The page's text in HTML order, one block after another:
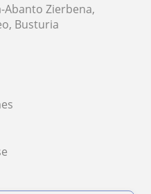
Abanto Zierbena,
Busturia